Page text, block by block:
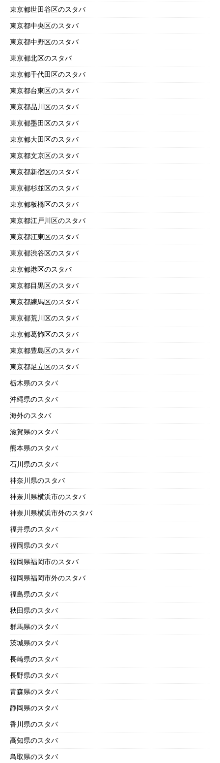
東京都世田谷区のスタバ
東京都中央区のスタバ
東京都中野区のスタバ
東京都北区のスタバ
東京都千代田区のスタバ
東京都台東区のスタバ
東京都品川区のスタバ
東京都墨田区のスタバ
東京都大田区のスタバ
東京都文京区のスタバ
東京都新宿区のスタバ
東京都杉並区のスタバ
東京都板橋区のスタバ
東京都江戸川区のスタバ
東京都江東区のスタバ
東京都渋谷区のスタバ
東京都港区のスタバ
東京都目黒区のスタバ
東京都練馬区のスタバ
東京都荒川区のスタバ
東京都葛飾区のスタバ
東京都豊島区のスタバ
東京都足立区のスタバ
栃木県のスタバ
沖縄県のスタバ
海外のスタバ
滋賀県のスタバ
熊本県のスタバ
石川県のスタバ
神奈川県のスタバ
神奈川県横浜市のスタバ
神奈川県横浜市外のスタバ
福井県のスタバ
福岡県のスタバ
福岡県福岡市のスタバ
福岡県福岡市外のスタバ
福島県のスタバ
秋田県のスタバ
群馬県のスタバ
茨城県のスタバ
長崎県のスタバ
長野県のスタバ
青森県のスタバ
静岡県のスタバ
香川県のスタバ
高知県のスタバ
鳥取県のスタバ